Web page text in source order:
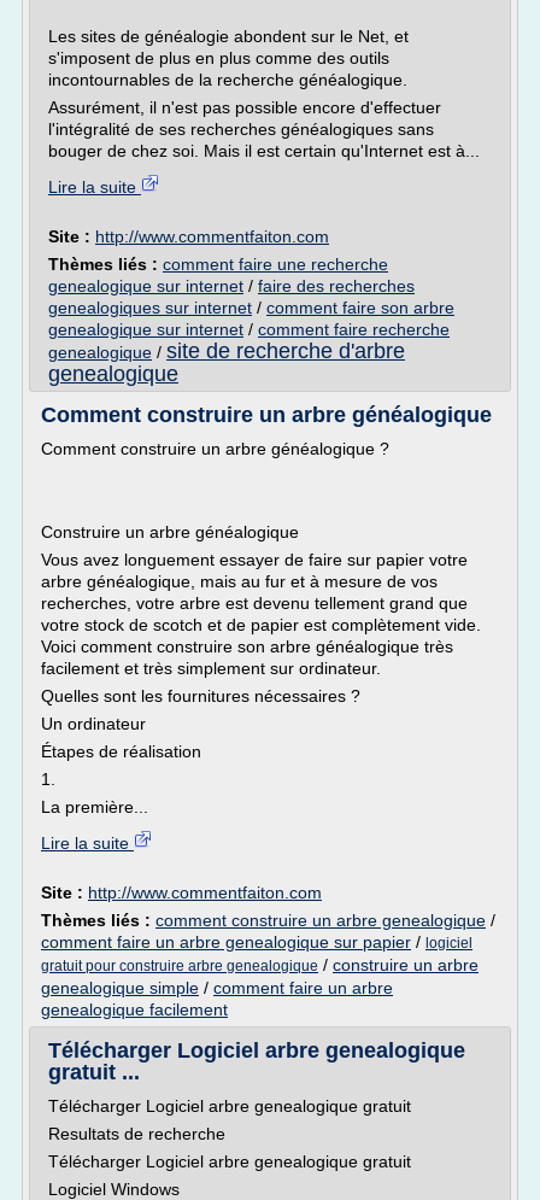
Les sites de généalogie abondent sur le Net, et
s'imposent de plus en plus comme des outils
incontournables de la recherche généalogique.
Assurément, il n'est pas possible encore d'effectuer
l'intégralité de ses recherches généalogiques sans
bouger de chez soi. Mais il est certain qu'Internet est à...
Lire la suite
Site : http://www.commentfaiton.com
Thèmes liés : comment faire une recherche
genealogique sur internet / faire des recherches
genealogiques sur internet / comment faire son arbre
genealogique sur internet / comment faire recherche
genealogique / site de recherche d'arbre
genealogique
Comment construire un arbre généalogique
Comment construire un arbre généalogique ?
Construire un arbre généalogique
Vous avez longuement essayer de faire sur papier votre
arbre généalogique, mais au fur et à mesure de vos
recherches, votre arbre est devenu tellement grand que
votre stock de scotch et de papier est complètement vide.
Voici comment construire son arbre généalogique très
facilement et très simplement sur ordinateur.
Quelles sont les fournitures nécessaires ?
Un ordinateur
Étapes de réalisation
1.
La première...
Lire la suite
Site : http://www.commentfaiton.com
Thèmes liés : comment construire un arbre genealogique /
comment faire un arbre genealogique sur papier / logiciel
gratuit pour construire arbre genealogique / construire un arbre
genealogique simple / comment faire un arbre
genealogique facilement
Télécharger Logiciel arbre genealogique
gratuit ...
Télécharger Logiciel arbre genealogique gratuit
Resultats de recherche
Télécharger Logiciel arbre genealogique gratuit
Logiciel Windows